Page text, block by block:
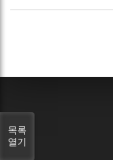
목록
열기